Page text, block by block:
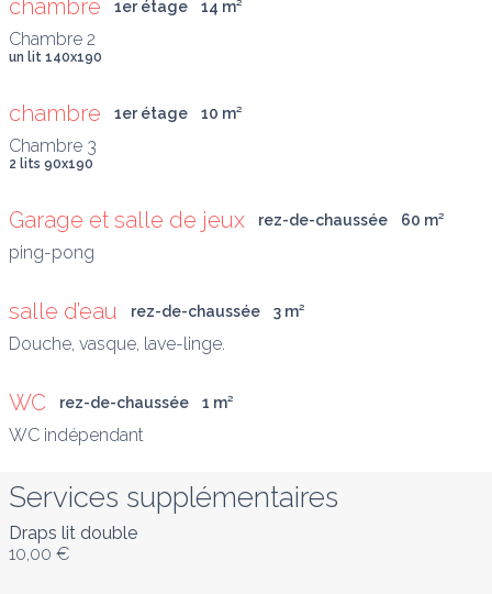
chambre 1er étage 14 m²
Chambre 2
un lit 140x190
chambre 1er étage 10 m²
Chambre 3
2 lits 90x190
Garage et salle de jeux rez-de-chaussée 60 m²
ping-pong
salle d’eau rez-de-chaussée 3 m²
Douche, vasque, lave-linge.
WC rez-de-chaussée 1 m²
WC indépendant
Services supplémentaires
Draps lit double
10,00 €